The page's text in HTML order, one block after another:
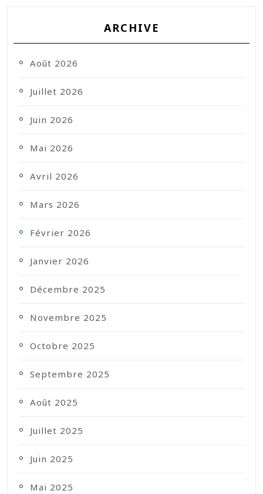
ARCHIVE
Août 2026
Juillet 2026
Juin 2026
Mai 2026
Avril 2026
Mars 2026
Février 2026
Janvier 2026
Décembre 2025
Novembre 2025
Octobre 2025
Septembre 2025
Août 2025
Juillet 2025
Juin 2025
Mai 2025